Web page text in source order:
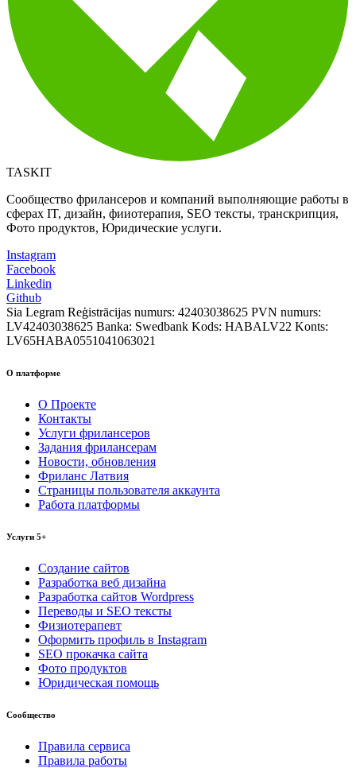
TASKIT
Сообщество фрилансеров и компаний выполняющие работы в
сферах IT, дизайн, фииотерапия, SEO тексты, транскрипция,
Фото продуктов, Юридические услуги.
Instagram
Facebook
Linkedin
Github
Sia Legram Reģistrācijas numurs: 42403038625 PVN numurs:
LV42403038625 Banka: Swedbank Kods: HABALV22 Konts:
LV65HABA0551041063021
О платформе
О Проекте
Контакты
Услуги фрилансеров
Задания фрилансерам
Новости, обновления
Фриланс Латвия
Страницы пользователя аккаунта
Работа платформы
Услуги 5+
Создание сайтов
Разработка веб дизайна
Разработка сайтов Wordpress
Переводы и SEO тексты
Физиотерапевт
Оформить профиль в Instagram
SEO прокачка сайта
Фото продуктов
Юридическая помощь
Сообщество
Правила сервиса
Правила работы